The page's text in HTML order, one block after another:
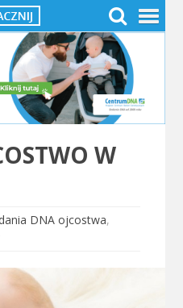
W
DNA ojcostwa,